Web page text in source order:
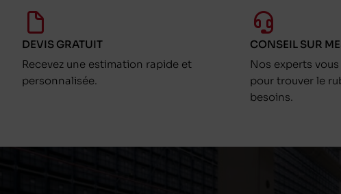
DEVIS GRATUIT
Recevez une estimation rapide et
personnalisée.
CONSEIL SUR
Nos experts
pour trouver le
besoins.